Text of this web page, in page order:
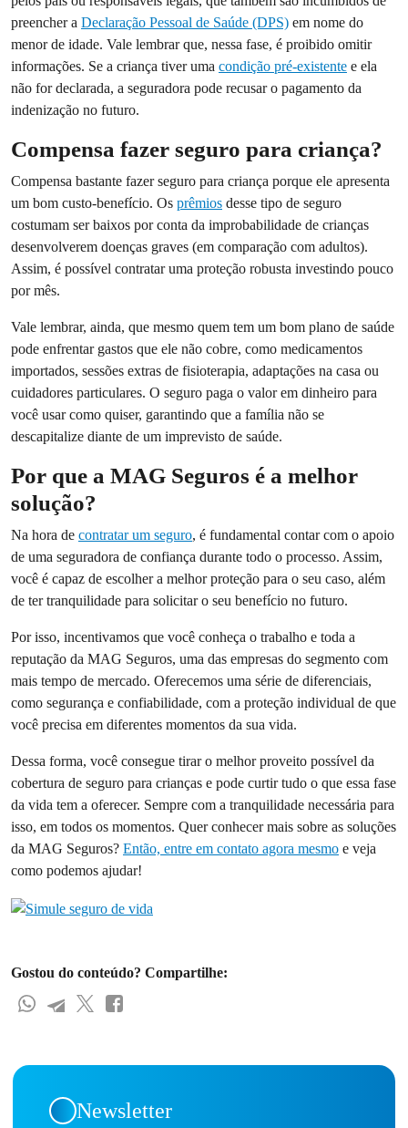
preencher a Declaração Pessoal de Saúde (DPS) em nome do
menor de idade. Vale lembrar que, nessa fase, é proibido omitir
informações. Se a criança tiver uma condição pré-existente e ela
não for declarada, a seguradora pode recusar o pagamento da
indenização no futuro.
Compensa fazer seguro para criança?
Compensa bastante fazer seguro para criança porque ele apresenta
um bom custo-benefício. Os prêmios desse tipo de seguro
costumam ser baixos por conta da improbabilidade de crianças
desenvolverem doenças graves (em comparação com adultos).
Assim, é possível contratar uma proteção robusta investindo pouco
por mês.
Vale lembrar, ainda, que mesmo quem tem um bom plano de saúde
pode enfrentar gastos que ele não cobre, como medicamentos
importados, sessões extras de fisioterapia, adaptações na casa ou
cuidadores particulares. O seguro paga o valor em dinheiro para
você usar como quiser, garantindo que a família não se
descapitalize diante de um imprevisto de saúde.
Por que a MAG Seguros é a melhor
solução?
Na hora de contratar um seguro, é fundamental contar com o apoio
de uma seguradora de confiança durante todo o processo. Assim,
você é capaz de escolher a melhor proteção para o seu caso, além
de ter tranquilidade para solicitar o seu benefício no futuro.
Por isso, incentivamos que você conheça o trabalho e toda a
reputação da MAG Seguros, uma das empresas do segmento com
mais tempo de mercado. Oferecemos uma série de diferenciais,
como segurança e confiabilidade, com a proteção individual de que
você precisa em diferentes momentos da sua vida.
Dessa forma, você consegue tirar o melhor proveito possível da
cobertura de seguro para crianças e pode curtir tudo o que essa fase
da vida tem a oferecer. Sempre com a tranquilidade necessária para
isso, em todos os momentos. Quer conhecer mais sobre as soluções
da MAG Seguros? Então, entre em contato agora mesmo e veja
como podemos ajudar!
Gostou do conteúdo? Compartilhe:
Newsletter